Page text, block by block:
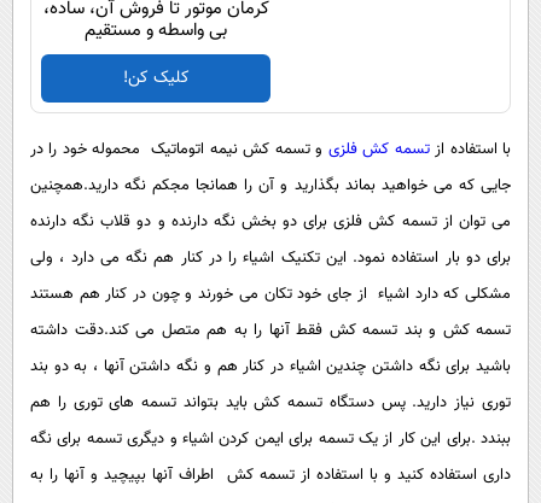
کرمان موتور تا فروش آن، ساده،
بی واسطه و مستقیم
کلیک کن!
با استفاده ازتسمه کش فلزی و تسمه کش نیمه اتوماتیک محموله خود را در
جایی که می خواهید بماند بگذارید و آن را همانجا مجکم نگه دارید.همچنین
می توان از تسمه کش فلزی برای دو بخش نگه دارنده و دو قلاب نگه دارنده
برای دو بار استفاده نمود. این تکنیک اشیاء را در کنار هم نگه می دارد ، ولی
مشکلی که دارد اشیاء از جای خود تکان می خورند و چون در کنار هم هستند
تسمه کش و بند تسمه کش فقط آنها را به هم متصل می کند.دقت داشته
باشید برای نگه داشتن چندین اشیاء در کنار هم و نگه داشتن آنها ، به دو بند
توری نیاز دارید. پس دستگاه تسمه کش باید بتواند تسمه های توری را هم
ببندد .برای این کار از یک تسمه برای ایمن کردن اشیاء و دیگری تسمه برای نگه
داری استفاده کنید و با استفاده از تسمه کش اطراف آنها بپیچید و آنها را به